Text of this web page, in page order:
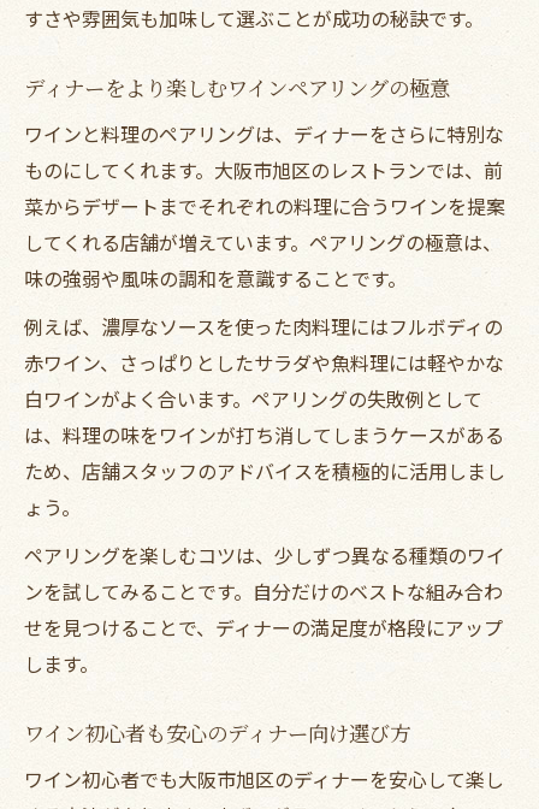
すさや雰囲気も加味して選ぶことが成功の秘訣です。
ディナーをより楽しむワインペアリングの極意
ワインと料理のペアリングは、ディナーをさらに特別な
ものにしてくれます。大阪市旭区のレストランでは、前
菜からデザートまでそれぞれの料理に合うワインを提案
してくれる店舗が増えています。ペアリングの極意は、
味の強弱や風味の調和を意識することです。
例えば、濃厚なソースを使った肉料理にはフルボディの
赤ワイン、さっぱりとしたサラダや魚料理には軽やかな
白ワインがよく合います。ペアリングの失敗例として
は、料理の味をワインが打ち消してしまうケースがある
ため、店舗スタッフのアドバイスを積極的に活用しまし
ょう。
ペアリングを楽しむコツは、少しずつ異なる種類のワイ
ンを試してみることです。自分だけのベストな組み合わ
せを見つけることで、ディナーの満足度が格段にアップ
します。
ワイン初心者も安心のディナー向け選び方
ワイン初心者でも大阪市旭区のディナーを安心して楽し